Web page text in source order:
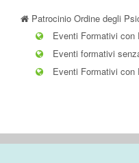
Patrocinio Ordine degli
Eventi Formativi con
Eventi formativi
Eventi Formativi con